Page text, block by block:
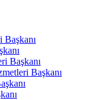
Başkanı
Başkanı